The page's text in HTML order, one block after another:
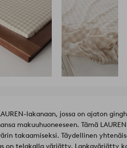
lakanaan, jossa on ajaton
makuuhuoneeseen. Tämä
takaamiseksi. Täydellinen
on telakalla värjätty. Lankavärjätty